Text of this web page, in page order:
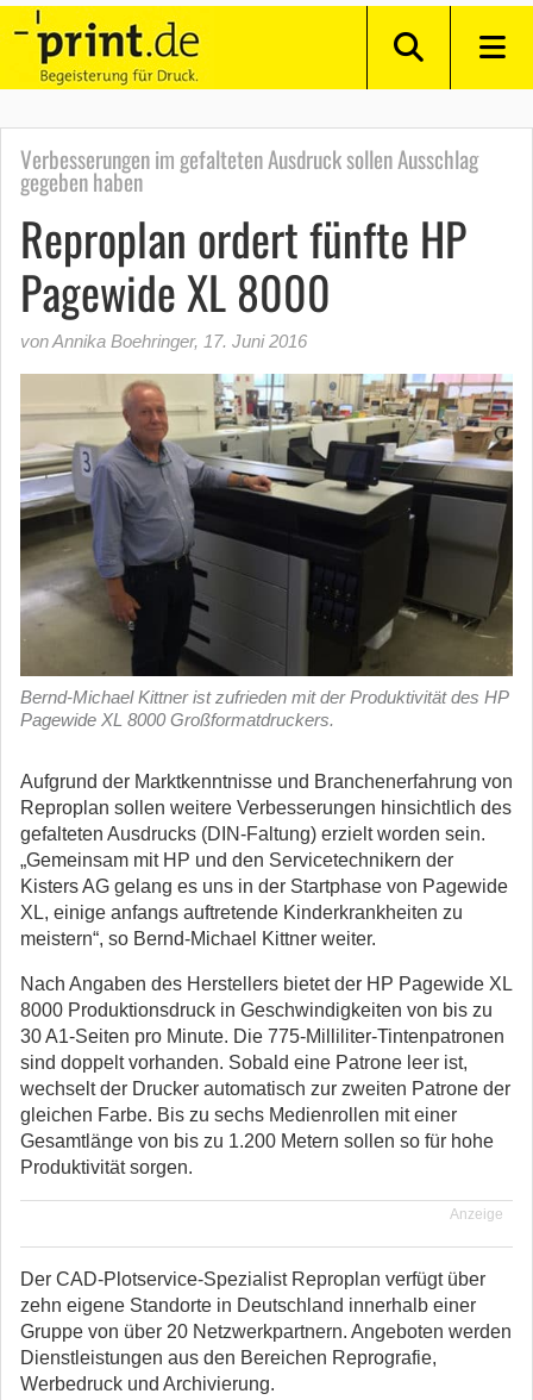
Verbesserungen im gefalteten Ausdruck sollen Ausschlag
gegeben haben
Reproplan ordert fünfte HP
Pagewide XL 8000
von Annika Boehringer, 17. Juni 2016
Bernd-Michael Kittner ist zufrieden mit der Produktivität des HP
Pagewide XL 8000 Großformatdruckers.
Aufgrund der Marktkenntnisse und Branchenerfahrung von
Reproplan sollen weitere Verbesserungen hinsichtlich des
gefalteten Ausdrucks (DIN-Faltung) erzielt worden sein.
„Gemeinsam mit HP und den Servicetechnikern der
Kisters AG gelang es uns in der Startphase von Pagewide
XL, einige anfangs auftretende Kinderkrankheiten zu
meistern“, so Bernd-Michael Kittner weiter.
Nach Angaben des Herstellers bietet der HP Pagewide XL
8000 Produktionsdruck in Geschwindigkeiten von bis zu
30 A1-Seiten pro Minute. Die 775-Milliliter-Tintenpatronen
sind doppelt vorhanden. Sobald eine Patrone leer ist,
wechselt der Drucker automatisch zur zweiten Patrone der
gleichen Farbe. Bis zu sechs Medienrollen mit einer
Gesamtlänge von bis zu 1.200 Metern sollen so für hohe
Produktivität sorgen.
Anzeige
Der CAD-Plotservice-Spezialist Reproplan verfügt über
zehn eigene Standorte in Deutschland innerhalb einer
Gruppe von über 20 Netzwerkpartnern. Angeboten werden
Dienstleistungen aus den Bereichen Reprografie,
Werbedruck und Archivierung.